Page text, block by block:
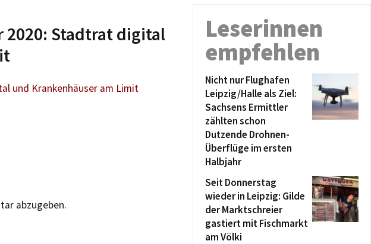
2020: Stadtrat digital
und Krankenhäuser am Limit
abzugeben.
Leserinnen
empfehlen
Nicht nur Flughafen
Leipzig/Halle als Ziel:
Sachsens Ermittler
zählten schon
Dutzende Drohnen-
Überflüge im ersten
Halbjahr
Seit Donnerstag
wieder in Leipzig: Gilde
der Marktschreier
gastiert mit Fischmarkt
am Völki